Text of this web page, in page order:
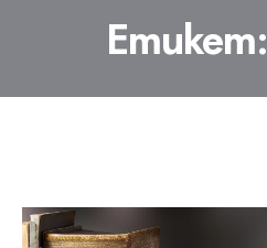
Етикет: